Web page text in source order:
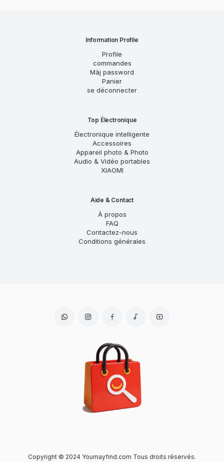
Information Profile
Profile
commandes
Màj password
Panier
se déconnecter
Top Électronique
Électronique intelligente
Accessoires
Appareil photo & Photo
Audio & Vidéo portables
XIAOMI
Aide & Contact
À propos
FAQ
Contactez-nous
Conditions générales
Copyright © 2024 Youmayfind.com Tous droits réservés.